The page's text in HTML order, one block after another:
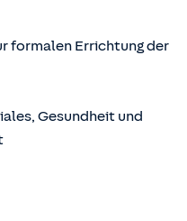
formalen Errichtung der
Gesundheit und